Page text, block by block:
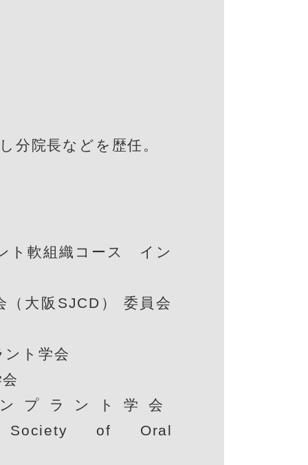
分院長などを歴任。
ト軟組織コース イン
（大阪SJCD） 委員会
ント学会
プラント学会
Society of Oral